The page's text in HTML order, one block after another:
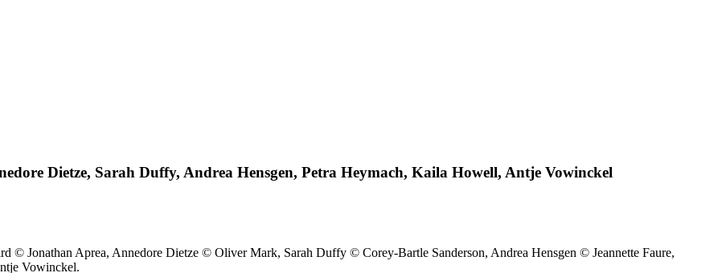
Dietze, Sarah Duffy, Andrea Hensgen, Petra Heymach, Kaila Howell, Antje Vowinckel